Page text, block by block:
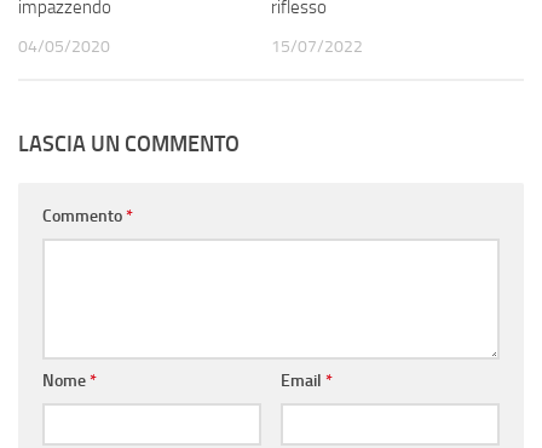
impazzendo
04/05/2020
riflesso
15/07/2022
LASCIA UN COMMENTO
Commento*
Nome* Email *